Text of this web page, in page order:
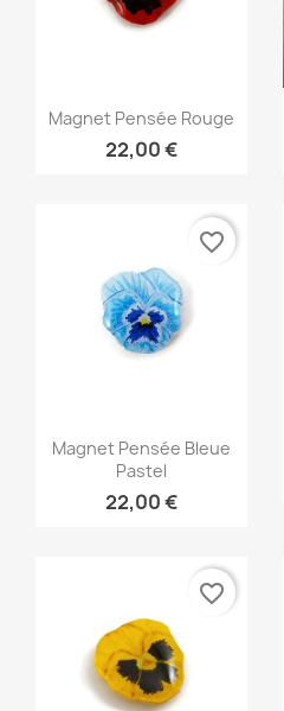
Aperçu rapide
Magnet Pensée Rouge
22,00 €
Aperçu rapide
Magnet Pensée Bleue
Pastel
22,00 €
favorite_border
favorite_border